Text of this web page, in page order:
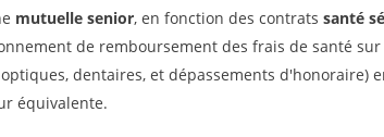
mutuelle senior, en fonction des contrats santé
de remboursement des frais de santé
dentaires, et dépassements d'honoraire)
équivalente.